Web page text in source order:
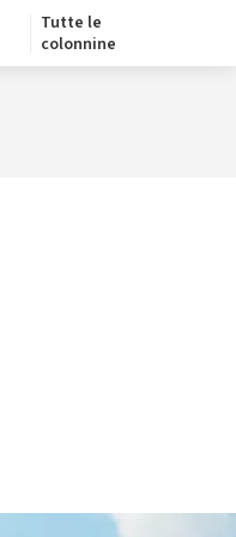
Tutte le
colonnine